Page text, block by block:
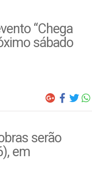
“Chega
sábado
serão
em